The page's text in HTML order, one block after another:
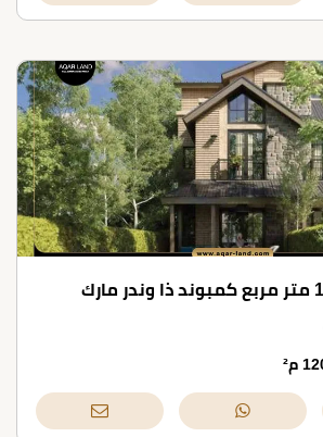
شقة بمساحة 120 متر مربع كمبوند ذا وندر مارك